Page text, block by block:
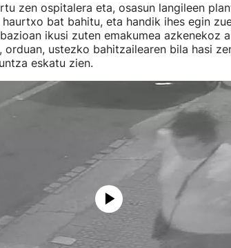
zen ospitalera eta, osasun langileen
bat bahitu, eta handik ihes egin
ikusi zuten emakumea azkenekoz
orduan, ustezko bahitzailearen bila hasi
eskatu zien.